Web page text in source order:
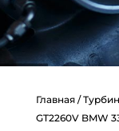
Главная/
GT2260V BMW